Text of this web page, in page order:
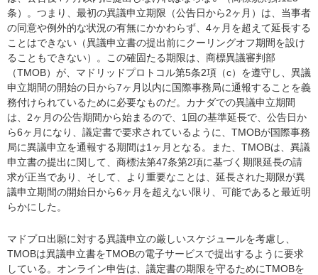
条）。つまり、最初の異議申立期限（公告日から2ヶ月）は、当事者
の同意や例外的な状況の有無にかかわらず、4ヶ月を超えて延長する
ことはできない（異議申立書の提出前にクーリングオフ期間を設け
ることもできない）。この確固たる期限は、商標異議審判部
（TMOB）が、マドリッドプロトコル第5条2項（c）を遵守し、異議
申立期間の開始の日から7ヶ月以内に国際事務局に通報することを義
務付けられているために必要なものだ。カナダでの異議申立期間
は、2ヶ月の公告期間から始まるので、1回の基準延長で、公告日か
ら6ヶ月になり、議定書で要求されているように、TMOBが国際事務
局に異議申立を通報する期間は1ヶ月となる。また、TMOBは、異議
申立書の提出に関して、商標法第47条第2項に基づく期限延長の請
求が正当であり、そして、より重要なことは、延長された期限が異
議申立期間の開始日から6ヶ月を超えない限り、可能であると最近明
らかにした。
マドプロ出願に対する異議申立の厳しいスケジュールを考慮し、
TMOBは異議申立書をTMOBの電子サービスで提出するように要求
している。オンライン申告は、議定書の期限を守るためにTMOBを